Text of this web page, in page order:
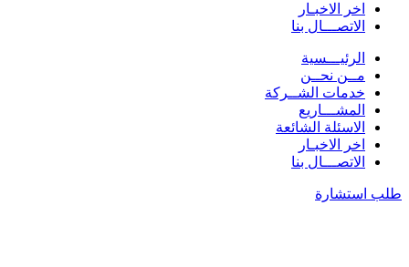
اخر الاخبـار
الاتصـــال بنا
الرئيـــسية
مــن نحــن
خدمات الشــركة
المشـــاريع
الاسئلة الشائعة
اخر الاخبـار
الاتصـــال بنا
طلب استشارة